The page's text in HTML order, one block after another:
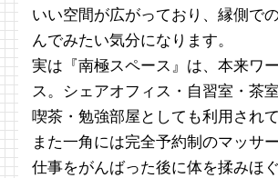
いい空間が広がっており、縁側で
んでみたい気分になります。
実は『南極スペース』は、本来ワ
ス。シェアオフィス・自習室・茶
喫茶・勉強部屋としても利用されて
また一角には完全予約制のマッサ
仕事をがんばった後に体を揉みほ